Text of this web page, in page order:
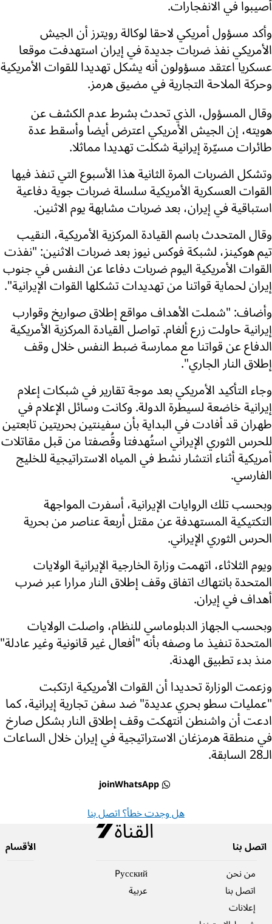
أصيبوا في الانفجارات.
وأكد مسؤول أمريكي لاحقا لوكالة رويترز أن الجيش
الأمريكي نفذ ضربات جديدة في إيران استهدفت موقعا
عسكريا اعتقد مسؤولون أنه يشكل تهديدا للقوات الأمريكية
وحركة الملاحة التجارية في مضيق هرمز.
وقال المسؤول، الذي تحدث بشرط عدم الكشف عن
هويته، إن الجيش الأمريكي اعترض أيضا وأسقط عدة
طائرات مسيّرة إيرانية شكلت تهديدا مماثلا.
وتشكل الضربات المرة الثانية هذا الأسبوع التي تنفذ فيها
القوات العسكرية الأمريكية سلسلة ضربات جوية دفاعية
استباقية في إيران، بعد ضربات مشابهة يوم الاثنين.
وقال المتحدث باسم القيادة المركزية الأمريكية، النقيب
تيم هوكينز، لشبكة فوكس نيوز بعد ضربات الاثنين: "نفذت
القوات الأمريكية اليوم ضربات دفاعا عن النفس في جنوب
إيران لحماية قواتنا من تهديدات تشكلها القوات الإيرانية".
وأضاف: "شملت الأهداف مواقع إطلاق صواريخ وقوارب
إيرانية حاولت زرع ألغام. تواصل القيادة المركزية الأمريكية
الدفاع عن قواتنا مع ممارسة ضبط النفس خلال وقف
إطلاق النار الجاري".
وجاء التأكيد الأمريكي بعد موجة تقارير في شبكات إعلام
إيرانية خاضعة لسيطرة الدولة. وكانت وسائل الإعلام في
طهران قد أفادت في البداية بأن سفينتين بحريتين تابعتين
للحرس الثوري الإيراني استُهدفتا وقُصفتا من قبل مقاتلات
أمريكية أثناء انتشار نشط في المياه الاستراتيجية للخليج
الفارسي.
وبحسب تلك الروايات الإيرانية، أسفرت المواجهة
التكتيكية المستهدفة عن مقتل أربعة عناصر من بحرية
الحرس الثوري الإيراني.
ويوم الثلاثاء، اتهمت وزارة الخارجية الإيرانية الولايات
المتحدة بانتهاك اتفاق وقف إطلاق النار مرارا عبر ضرب
أهداف في إيران.
وبحسب الجهاز الدبلوماسي للنظام، واصلت الولايات
المتحدة تنفيذ ما وصفه بأنه "أفعال غير قانونية وغير عادلة"
منذ بدء تطبيق الهدنة.
وزعمت الوزارة تحديدا أن القوات الأمريكية ارتكبت
"عمليات سطو بحري عديدة" ضد سفن تجارية إيرانية، كما
ادعت أن واشنطن انتهكت وقف إطلاق النار بشكل صارخ
في منطقة هرمزغان الاستراتيجية في إيران خلال الساعات
الـ28 السابقة.
joinWhatsApp
هل وجدت خطأ؟ اتصل بنا
اتصل بنا
من نحن
اتصل بنا
إعلانات
Pусский
عربية
الأقسام